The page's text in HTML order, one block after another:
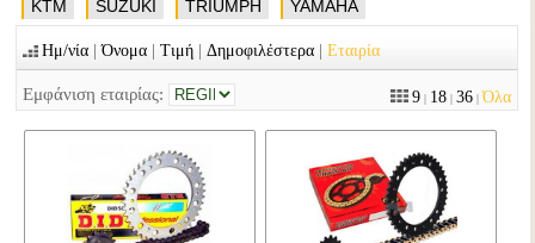
KTM
SUZUKI TRIUMPH YAMAHA
Ημ/νία |Όνομα |Τιμή |Δημοφιλέστερα |Εταιρία
Εμφάνιση εταιρίας: 9| 18| 36| Όλα